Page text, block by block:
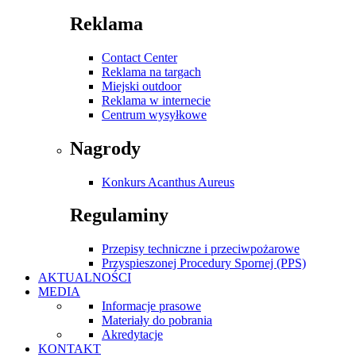
Reklama
Contact Center
Reklama na targach
Miejski outdoor
Reklama w internecie
Centrum wysyłkowe
Nagrody
Konkurs Acanthus Aureus
Regulaminy
Przepisy techniczne i przeciwpożarowe
Przyspieszonej Procedury Spornej (PPS)
AKTUALNOŚCI
MEDIA
Informacje prasowe
Materiały do pobrania
Akredytacje
KONTAKT